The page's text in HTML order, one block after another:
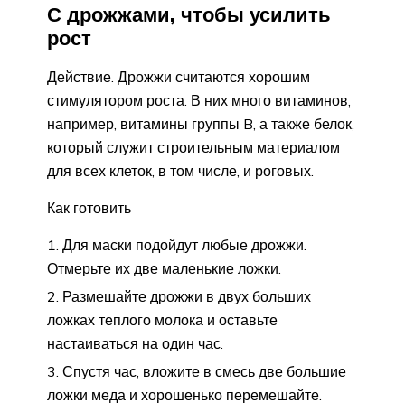
С дрожжами, чтобы усилить
рост
Действие. Дрожжи считаются хорошим
стимулятором роста. В них много витаминов,
например, витамины группы B, а также белок,
который служит строительным материалом
для всех клеток, в том числе, и роговых.
Как готовить
Для маски подойдут любые дрожжи.
Отмерьте их две маленькие ложки.
Размешайте дрожжи в двух больших
ложках теплого молока и оставьте
настаиваться на один час.
Спустя час, вложите в смесь две большие
ложки меда и хорошенько перемешайте.